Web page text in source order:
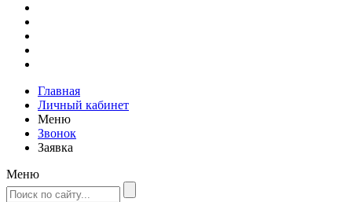
Главная
Личный кабинет
Меню
Звонок
Заявка
Меню